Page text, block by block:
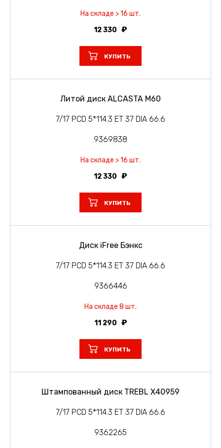
На складе > 16 шт.
12 330
КУПИТЬ
Литой диск ALCASTA M60
7/17 PCD 5*114.3 ET 37 DIA 66.6
9369838
На складе > 16 шт.
12 330
КУПИТЬ
Диск iFree Бэнкс
7/17 PCD 5*114.3 ET 37 DIA 66.6
9366446
На складе 8 шт.
11 290
КУПИТЬ
Штампованный диск TREBL X40959
7/17 PCD 5*114.3 ET 37 DIA 66.6
9362265